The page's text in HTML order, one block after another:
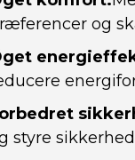
og
styre